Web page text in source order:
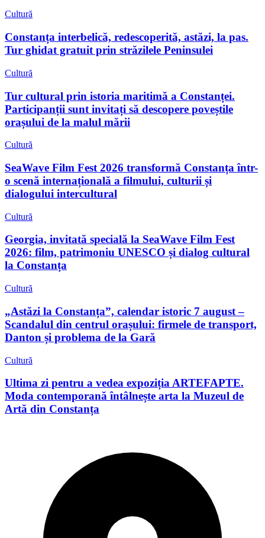
Cultură
Constanța interbelică, redescoperită, astăzi, la pas.
Tur ghidat gratuit prin străzilele Peninsulei
Cultură
Tur cultural prin istoria maritimă a Constanței.
Participanții sunt invitați să descopere poveștile
orașului de la malul mării
Cultură
SeaWave Film Fest 2026 transformă Constanța într-
o scenă internațională a filmului, culturii și
dialogului intercultural
Cultură
Georgia, invitată specială la SeaWave Film Fest
2026: film, patrimoniu UNESCO și dialog cultural
la Constanța
Cultură
„Astăzi la Constanța”, calendar istoric 7 august –
Scandalul din centrul orașului: firmele de transport,
Danton și problema de la Gară
Cultură
Ultima zi pentru a vedea expoziția ARTEFAPTE.
Moda contemporană întâlnește arta la Muzeul de
Artă din Constanța